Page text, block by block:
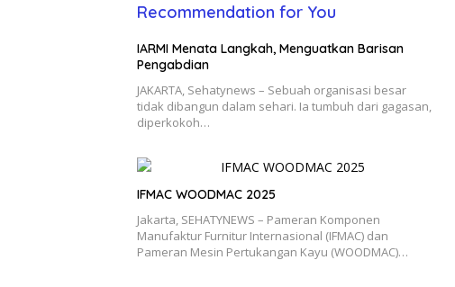
Recommendation for You
IARMI Menata Langkah, Menguatkan Barisan
Pengabdian
JAKARTA, Sehatynews – Sebuah organisasi besar
tidak dibangun dalam sehari. Ia tumbuh dari gagasan,
diperkokoh…
IFMAC WOODMAC 2025
Jakarta, SEHATYNEWS – Pameran Komponen
Manufaktur Furnitur Internasional (IFMAC) dan
Pameran Mesin Pertukangan Kayu (WOODMAC)…